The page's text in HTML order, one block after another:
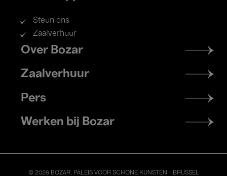
Steun ons
Zaalverhuur
Footer
menu
Over Bozar
Zaalverhuur
Pers
Werken bij Bozar
© 2026 BOZAR. PALEIS VOOR SCHONE KUNSTEN - BRUSSEL